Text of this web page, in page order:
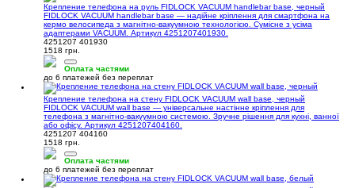
Крепление телефона на руль FIDLOCK VACUUM handlebar base, черный
FIDLOCK VACUUM handlebar base — надійне кріплення для смартфона на
кермо велосипеда з магнітно-вакуумною технологією. Сумісне з усіма
адаптерами VACUUM. Артикул 4251207401930.
4251207 401930
1518 грн.
Оплата частями
до 6 платежей без переплат
Крепление телефона на стену FIDLOCK VACUUM wall base, черный
FIDLOCK VACUUM wall base — універсальне настінне кріплення для
телефона з магнітно-вакуумною системою. Зручне рішення для кухні, ванної
або офісу. Артикул 4251207404160.
4251207 404160
1518 грн.
Оплата частями
до 6 платежей без переплат